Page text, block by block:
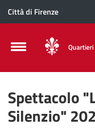
Città di Firenze
Quartieri
Spettacolo
Silenzio"